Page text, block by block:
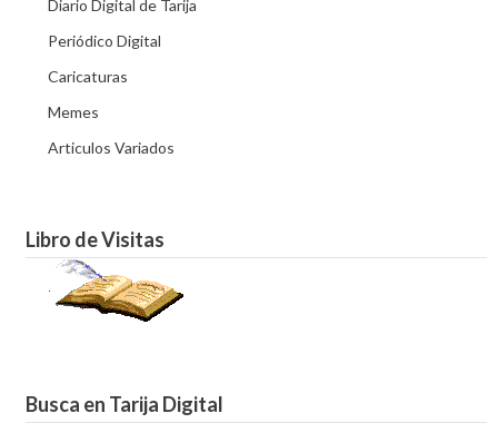
Diario Digital de Tarija
Periódico Digital
Caricaturas
Memes
Articulos Variados
Libro de Visitas
Busca en Tarija Digital